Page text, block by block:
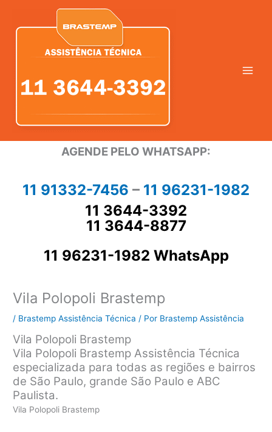
AGENDE PELO WHATSAPP:
11 91332-7456 – 11 96231-1982
11 3644-3392
11 3644-8877
11 96231-1982 WhatsApp
Vila Polopoli Brastemp
/ Brastemp Assistência Técnica / Por Brastemp Assistência
Vila Polopoli Brastemp
Vila Polopoli Brastemp Assistência Técnica
especializada para todas as regiões e bairros
de São Paulo, grande São Paulo e ABC
Paulista.
Vila Polopoli Brastemp